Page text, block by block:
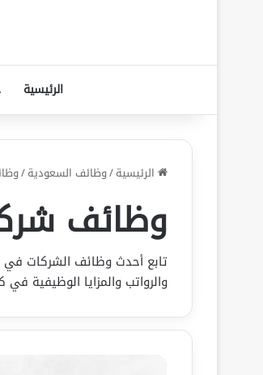
الرئيسية
الرئيسية/وظائف السعودية/
وظائف
تابع أحدث وظائف الشركات في
والرواتب والمزايا الوظيفية